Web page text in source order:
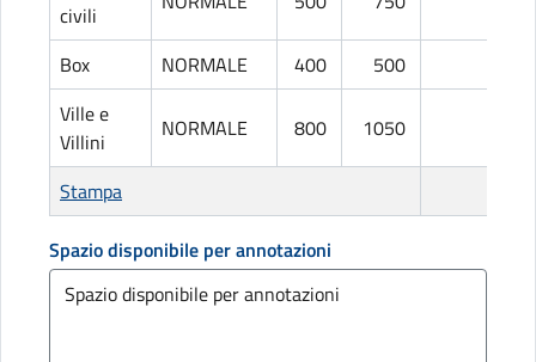
civili
Box NORMALE 400 500
Ville e
Villini
NORMALE 800 1050
Stampa
Spazio disponibile per annotazioni